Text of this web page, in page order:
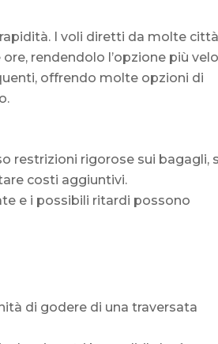
I voli diretti da molte
rendendolo l’opzione più
offrendo molte opzioni di
restrizioni rigorose sui bagagli,
costi aggiuntivi.
e i possibili ritardi possono
di godere di una traversata